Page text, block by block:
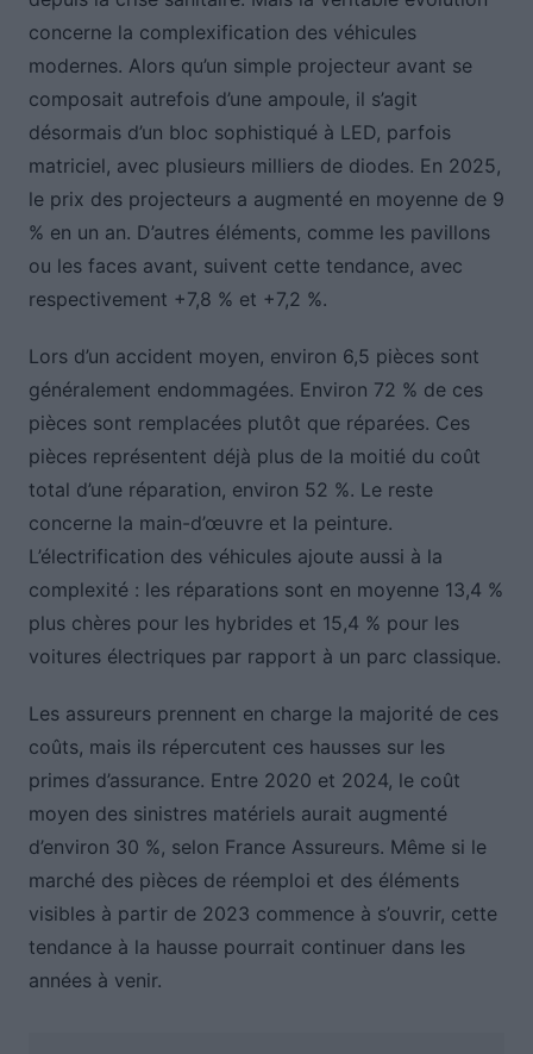
concerne la complexification des véhicules
modernes. Alors qu’un simple projecteur avant se
composait autrefois d’une ampoule, il s’agit
désormais d’un bloc sophistiqué à LED, parfois
matriciel, avec plusieurs milliers de diodes. En 2025,
le prix des projecteurs a augmenté en moyenne de 9
% en un an. D’autres éléments, comme les pavillons
ou les faces avant, suivent cette tendance, avec
respectivement +7,8 % et +7,2 %.
Lors d’un accident moyen, environ 6,5 pièces sont
généralement endommagées. Environ 72 % de ces
pièces sont remplacées plutôt que réparées. Ces
pièces représentent déjà plus de la moitié du coût
total d’une réparation, environ 52 %. Le reste
concerne la main-d’œuvre et la peinture.
L’électrification des véhicules ajoute aussi à la
complexité : les réparations sont en moyenne 13,4 %
plus chères pour les hybrides et 15,4 % pour les
voitures électriques par rapport à un parc classique.
Les assureurs prennent en charge la majorité de ces
coûts, mais ils répercutent ces hausses sur les
primes d’assurance. Entre 2020 et 2024, le coût
moyen des sinistres matériels aurait augmenté
d’environ 30 %, selon France Assureurs. Même si le
marché des pièces de réemploi et des éléments
visibles à partir de 2023 commence à s’ouvrir, cette
tendance à la hausse pourrait continuer dans les
années à venir.